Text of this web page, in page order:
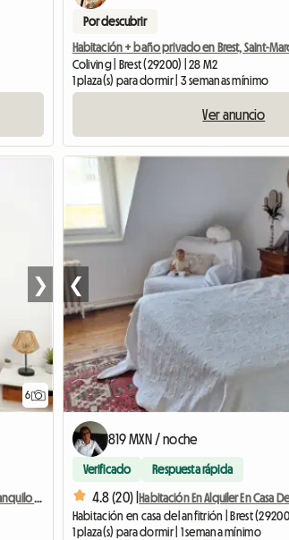
Por descubrir
Habitación + baño privado en Brest, Saint-
Coliving | Brest (29200) | 28 M2
1 plaza(s) para dormir | 3 semanas mínimo
Ver anuncio
6
❯
2 Dormitorios En Casa Con Veranda, Ambiente Tranquilo (vall
❮
819 MXN / noche
Verificado Respuesta rápida
4.8 (20) |Habitación En Alquiler En Casa
Habitación en casa del anfitrión | Brest
1 plaza(s) para dormir | 1 semana mínimo